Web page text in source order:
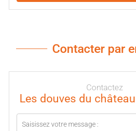
Contacter par
Contactez
Les douves du